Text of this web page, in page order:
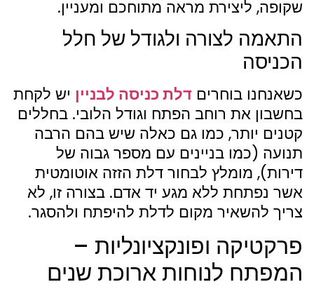
שקופה, ליצירת מראה מתוחכם ומעניין.
התאמה לצורה ולגודל של חלל
הכניסה
כשאנחנו בוחרים דלת כניסה לבניין יש לקחת
בחשבון את רוחב הפתח וגודל הלובי. בחללים
קטנים יותר, כמו גם כאלה שיש בהם הרבה
תנועה (כמו בניינים עם מספר גבוה של
דירות), מומלץ לבחור דלת הזזה אוטומטית
אשר נפתחת ללא מגע יד אדם. בצורה זו, לא
צריך להשאיר מקום לדלת להיפתח ולהסגר.
פרקטיקה ופונקציונליות –
המפתח לנוחות ארוכת שנים